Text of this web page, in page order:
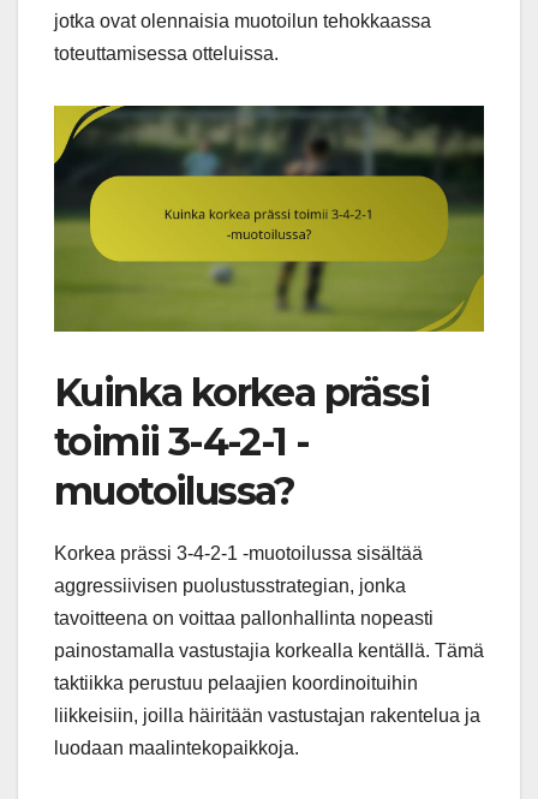
jotka ovat olennaisia muotoilun tehokkaassa
toteuttamisessa otteluissa.
Kuinka korkea prässi
toimii 3-4-2-1 -
muotoilussa?
Korkea prässi 3-4-2-1 -muotoilussa sisältää
aggressiivisen puolustusstrategian, jonka
tavoitteena on voittaa pallonhallinta nopeasti
painostamalla vastustajia korkealla kentällä. Tämä
taktiikka perustuu pelaajien koordinoituihin
liikkeisiin, joilla häiritään vastustajan rakentelua ja
luodaan maalintekopaikkoja.